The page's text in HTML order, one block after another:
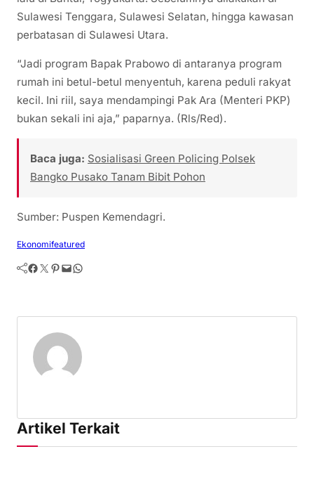
Sulawesi Tenggara, Sulawesi Selatan, hingga kawasan
perbatasan di Sulawesi Utara.
“Jadi program Bapak Prabowo di antaranya program
rumah ini betul-betul menyentuh, karena peduli rakyat
kecil. Ini riil, saya mendampingi Pak Ara (Menteri PKP)
bukan sekali ini aja,” paparnya. (Rls/Red).
Baca juga: Sosialisasi Green Policing Polsek
Bangko Pusako Tanam Bibit Pohon
Sumber: Puspen Kemendagri.
Ekonomifeatured
Facebook Twitter Pinterest Mail WhatsApp
Artikel Terkait